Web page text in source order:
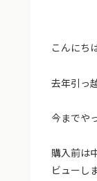
こんにち
去年引っ
今までや
購入前は
ビューし